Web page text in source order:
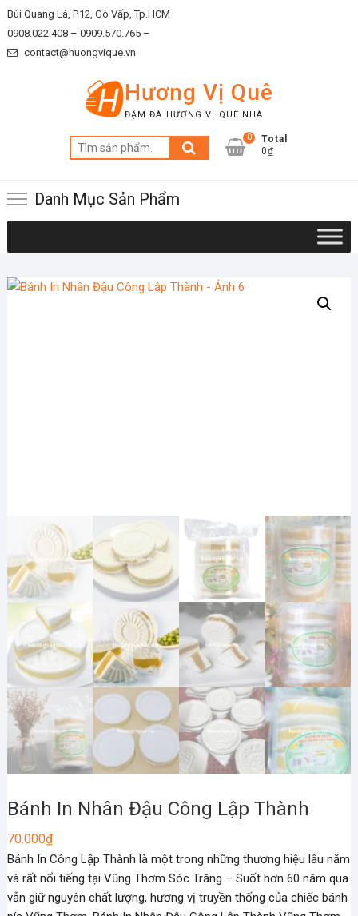
Skip
to
content
Bùi Quang Là, P.12, Gò Vấp, Tp.HCM
0908.022.408 – 0909.570.765 –
contact@huongvique.vn
Hương Vị Quê
ĐẬM ĐÀ HƯƠNG VỊ QUÊ NHÀ
Tìm
kiếm:
0
Total
0₫
Danh Mục Sản Phẩm
Bánh In Nhân Đậu Công Lập Thành
70.000₫
Bánh In Công Lập Thành là một trong những thương hiệu lâu năm
và rất nổi tiếng tại Vũng Thơm Sóc Trăng – Suốt hơn 60 năm qua
vẫn giữ nguyên chất lượng, hương vị truyền thống của chiếc bánh